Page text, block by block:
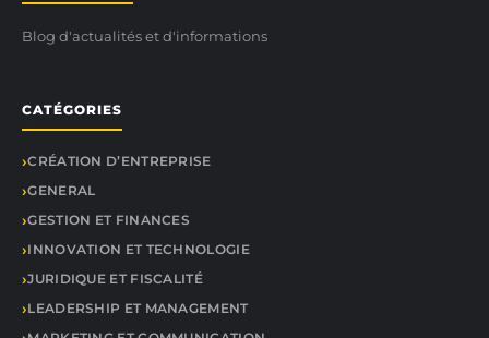
Blog d'actualités et d'informations
CATÉGORIES
CRÉATION D’ENTREPRISE
GENERAL
GESTION ET FINANCES
INNOVATION ET TECHNOLOGIE
JURIDIQUE ET FISCALITÉ
LEADERSHIP ET MANAGEMENT